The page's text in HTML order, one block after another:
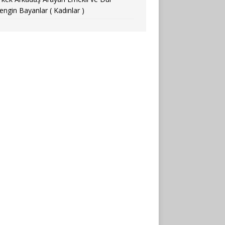
Bayanlar ( Kadınlar )